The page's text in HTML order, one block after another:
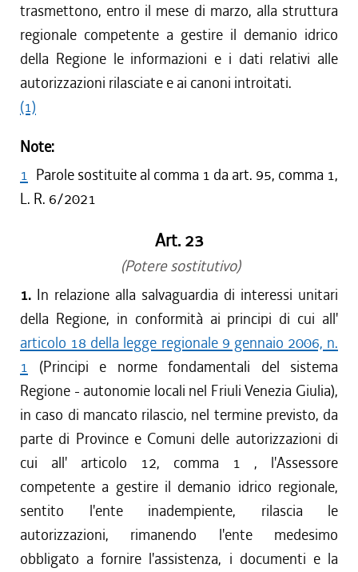
trasmettono, entro il mese di marzo, alla struttura
regionale competente a gestire il demanio idrico
della Regione le informazioni e i dati relativi alle
autorizzazioni rilasciate e ai canoni introitati.
(1)
Note:
1 Parole sostituite al comma 1 da art. 95, comma 1,
L. R. 6/2021
Art. 23
(Potere sostitutivo)
1. In relazione alla salvaguardia di interessi unitari
della Regione, in conformità ai principi di cui all'
articolo 18 della legge regionale 9 gennaio 2006, n.
1 (Principi e norme fondamentali del sistema
Regione - autonomie locali nel Friuli Venezia Giulia),
in caso di mancato rilascio, nel termine previsto, da
parte di Province e Comuni delle autorizzazioni di
cui all' articolo 12, comma 1 , l'Assessore
competente a gestire il demanio idrico regionale,
sentito l'ente inadempiente, rilascia le
autorizzazioni, rimanendo l'ente medesimo
obbligato a fornire l'assistenza, i documenti e la